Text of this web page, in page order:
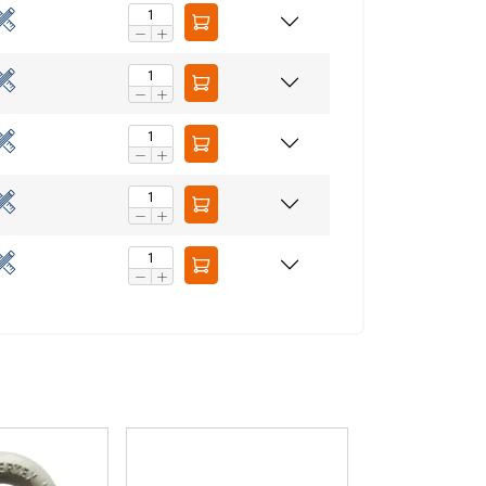
ENGLISH TRANSLATION
pat dalijamės
kurie gali